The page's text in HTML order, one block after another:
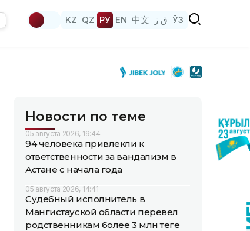
KZ QZ РУ EN 中文 ق ز ЎЗ
Новости по теме
05 августа 2026, 19:44
94 человека привлекли к
ответственности за вандализм в
Астане с начала года
05 августа 2026, 14:41
Судебный исполнитель в
Мангистауской области перевел
родственникам более 3 млн теңге